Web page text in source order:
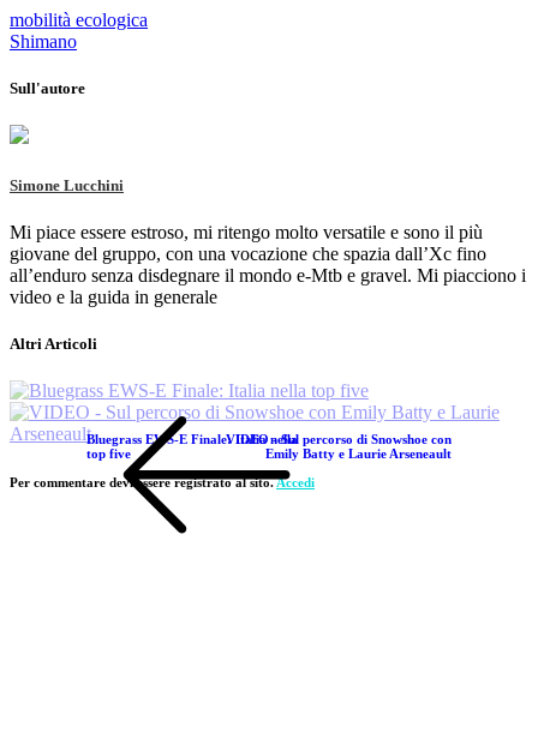
mobilità ecologica
Shimano
Sull'autore
Simone Lucchini
Mi piace essere estroso, mi ritengo molto versatile e sono il più
giovane del gruppo, con una vocazione che spazia dall’Xc fino
all’enduro senza disdegnare il mondo e-Mtb e gravel. Mi piacciono i
video e la guida in generale
Altri Articoli
Bluegrass EWS-E Finale: Italia nella
top five
VIDEO - Sul percorso di Snowshoe con
Emily Batty e Laurie Arseneault
Per commentare devi essere registrato al sito.Accedi